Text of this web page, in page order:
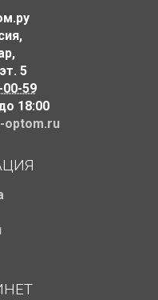
,
,
эт. 5
00-59
18:00
optom.ru